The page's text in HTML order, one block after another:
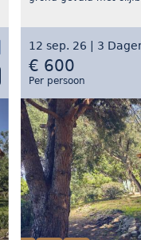
12 sep. 26 | 3
€ 600
Per persoon